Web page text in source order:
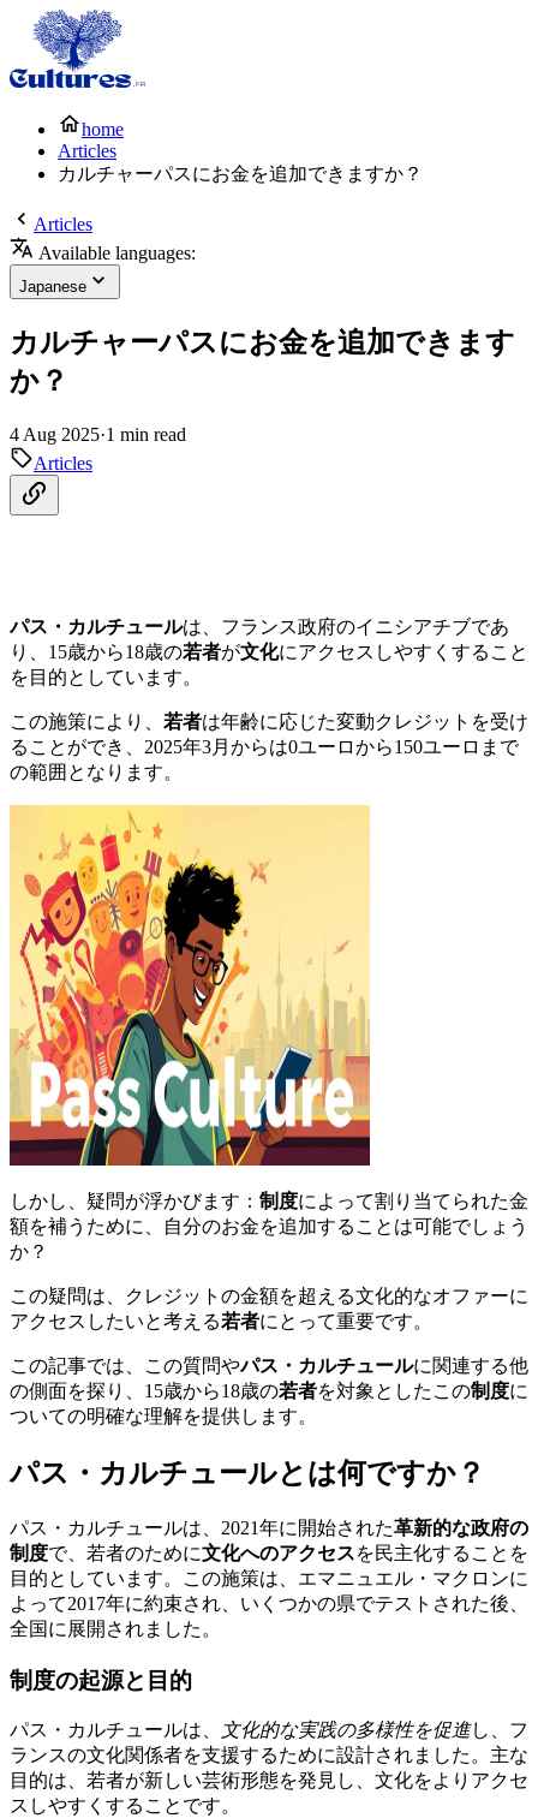
home
Articles
カルチャーパスにお金を追加できますか？
Articles
Available languages:
Japanese
カルチャーパスにお金を追加できます
か？
4 Aug 2025·1 min read
Articles
パス・カルチュールは、フランス政府のイニシアチブであ
り、15歳から18歳の若者が文化にアクセスしやすくすること
を目的としています。
この施策により、 若者は年齢に応じた変動クレジットを受け
ることができ、2025年3月からは0ユーロから150ユーロまで
の範囲となります。
しかし、疑問が浮かびます： 制度によって割り当てられた金
額を補うために、自分のお金を追加することは可能でしょう
か？
この疑問は、クレジットの金額を超える文化的なオファーに
アクセスしたいと考える若者にとって重要です。
この記事では、この質問やパス・カルチュールに関連する他
の側面を探り、15歳から18歳の若者を対象としたこの制度に
ついての明確な理解を提供します。
パス・カルチュールとは何ですか？
パス・カルチュールは、2021年に開始された革新的な政府の
制度で、若者のために文化へのアクセスを民主化することを
目的としています。この施策は、エマニュエル・マクロンに
よって2017年に約束され、いくつかの県でテストされた後、
全国に展開されました。
制度の起源と目的
パス・カルチュールは、 文化的な実践の多様性を促進し、フ
ランスの文化関係者を支援するために設計されました。主な
目的は、若者が新しい芸術形態を発見し、文化をよりアクセ
スしやすくすることです。